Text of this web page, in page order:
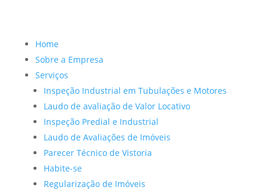
Home
Sobre a Empresa
Serviços
Inspeção Industrial em Tubulações e Motores
Laudo de avaliação de Valor Locativo
Inspeção Predial e Industrial
Laudo de Avaliações de Imóveis
Parecer Técnico de Vistoria
Habite-se
Regularização de Imóveis